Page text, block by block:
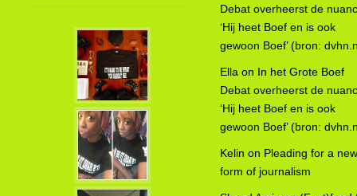
Debat overheerst de
‘Hij heet Boef en is ook
gewoon Boef’ (bron:
Ella on In het Grote Boef
Debat overheerst de
‘Hij heet Boef en is ook
gewoon Boef’ (bron:
Kelin on Pleading for a new
form of journalism